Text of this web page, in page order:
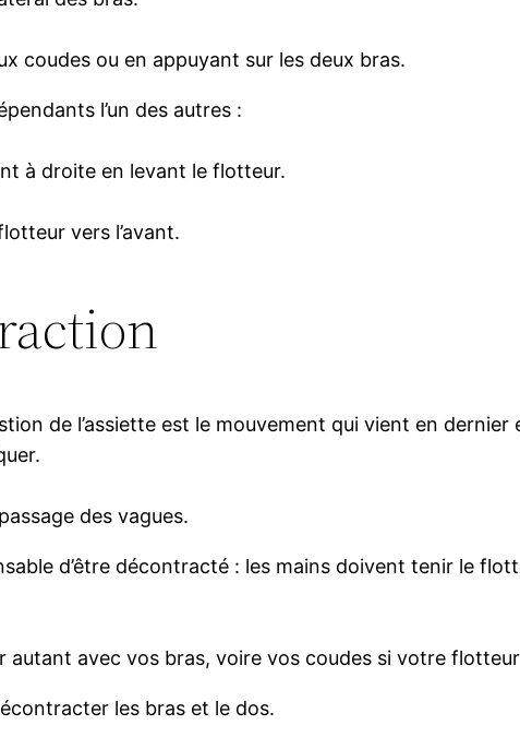
coudes ou en appuyant sur les deux bras.
l’un des autres :
à droite en levant le flotteur.
vers l’avant.
de l’assiette est le mouvement qui vient en
des vagues.
d’être décontracté : les mains doivent tenir le
avec vos bras, voire vos coudes si votre flotteur
les bras et le dos.